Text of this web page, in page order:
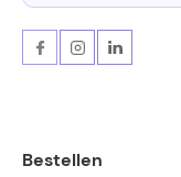
Bestellen